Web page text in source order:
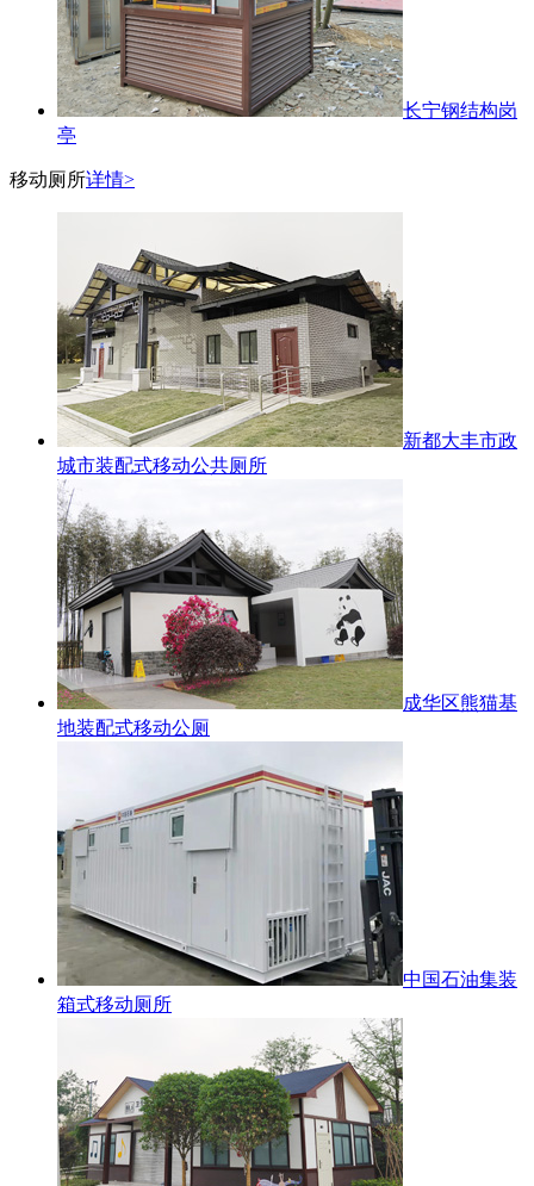
长宁钢结构岗
亭
移动厕所详情>
新都大丰市政
城市装配式移动公共厕所
成华区熊猫基
地装配式移动公厕
中国石油集装
箱式移动厕所